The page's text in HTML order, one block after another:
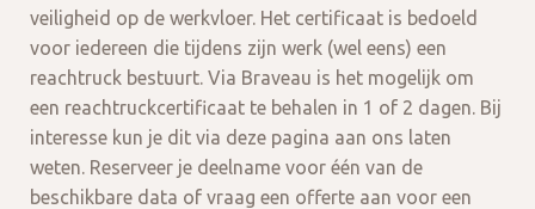
veiligheid op de werkvloer. Het certificaat is bedoeld
voor iedereen die tijdens zijn werk (wel eens) een
reachtruck bestuurt. Via Braveau is het mogelijk om
een reachtruckcertificaat te behalen in 1 of 2 dagen. Bij
interesse kun je dit via deze pagina aan ons laten
weten. Reserveer je deelname voor één van de
beschikbare data of vraag een offerte aan voor een